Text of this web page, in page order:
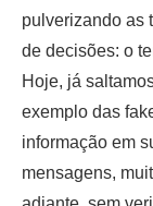
pulverizando as
de decisões: o
Hoje, já
exemplo das
informação em
mensagens,